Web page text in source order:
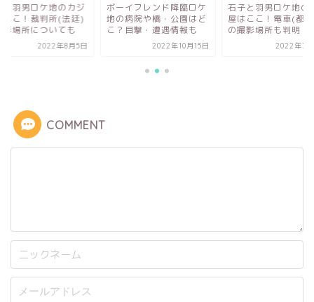
イフレンド降臨ロケ
病院や橋・公園はど
目撃・遭遇情報も
2022年10月15日
石子と羽男ロケ地の蕎麦
屋はここ！電車(都電)駅
の撮影場所も判明！
2022年7月28日
石子と羽男ロケ地
ノはここ！裁判所(
の撮影場所につい
2022年
COMMENT